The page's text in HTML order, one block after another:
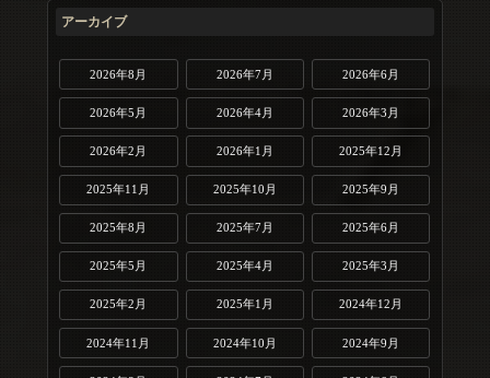
アーカイブ
2026年8月 2026年7月 2026年6月
2026年5月 2026年4月 2026年3月
2026年2月 2026年1月 2025年12月
2025年11月 2025年10月 2025年9月
2025年8月 2025年7月 2025年6月
2025年5月 2025年4月 2025年3月
2025年2月 2025年1月 2024年12月
2024年11月 2024年10月 2024年9月